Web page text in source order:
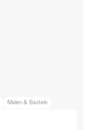
Malen & Basteln